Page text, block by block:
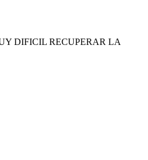
DIFICIL RECUPERAR LA